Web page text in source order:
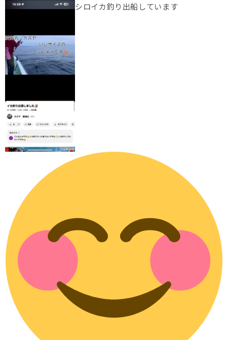
シロイカ釣り出船しています